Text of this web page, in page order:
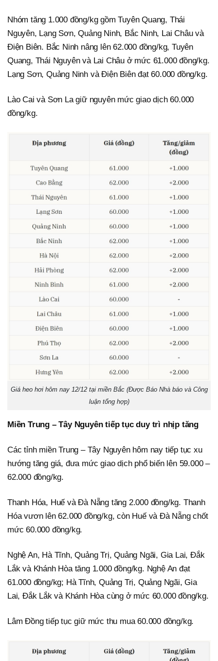
Nhóm tăng 1.000 đồng/kg gồm Tuyên Quang, Thái
Nguyên, Lạng Sơn, Quảng Ninh, Bắc Ninh, Lai Châu và
Điện Biên. Bắc Ninh nâng lên 62.000 đồng/kg, Tuyên
Quang, Thái Nguyên và Lai Châu ở mức 61.000 đồng/kg.
Lạng Sơn, Quảng Ninh và Điện Biên đạt 60.000 đồng/kg.
Lào Cai và Sơn La giữ nguyên mức giao dịch 60.000
đồng/kg.
Giá heo hơi hôm nay 12/12 tại miền Bắc (Được Báo Nhà báo và Công
luận tổng hợp)
Miền Trung – Tây Nguyên tiếp tục duy trì nhịp tăng
Các tỉnh miền Trung – Tây Nguyên hôm nay tiếp tục xu
hướng tăng giá, đưa mức giao dịch phổ biến lên 59.000 –
62.000 đồng/kg.
Thanh Hóa, Huế và Đà Nẵng tăng 2.000 đồng/kg. Thanh
Hóa vươn lên 62.000 đồng/kg, còn Huế và Đà Nẵng chốt
mức 60.000 đồng/kg.
Nghệ An, Hà Tĩnh, Quảng Trị, Quảng Ngãi, Gia Lai, Đắk
Lắk và Khánh Hòa tăng 1.000 đồng/kg. Nghệ An đạt
61.000 đồng/kg; Hà Tĩnh, Quảng Trị, Quảng Ngãi, Gia
Lai, Đắk Lắk và Khánh Hòa cùng ở mức 60.000 đồng/kg.
Lâm Đồng tiếp tục giữ mức thu mua 60.000 đồng/kg.